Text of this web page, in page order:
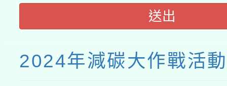
送出
2024年減碳大作戰活